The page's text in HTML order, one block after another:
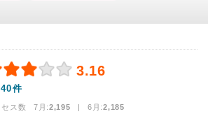
3.16
40件
セス数 7月:2,195 | 6月:2,185